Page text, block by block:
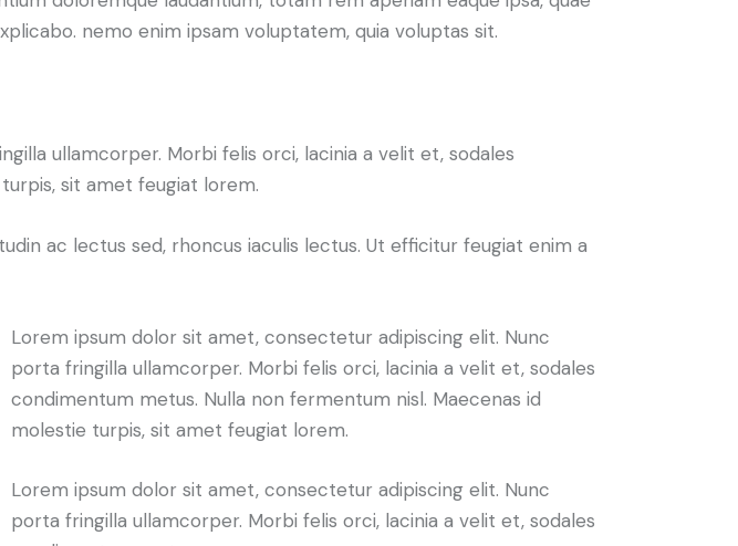
nemo enim ipsam voluptatem, quia voluptas sit.
ullamcorper. Morbi felis orci, lacinia a velit et, sodales
sit amet feugiat lorem.
ac lectus sed, rhoncus iaculis lectus. Ut efficitur feugiat enim a
Lorem ipsum dolor sit amet, consectetur adipiscing elit. Nunc
porta fringilla ullamcorper. Morbi felis orci, lacinia a velit et, sodales
condimentum metus. Nulla non fermentum nisl. Maecenas id
molestie turpis, sit amet feugiat lorem.
Lorem ipsum dolor sit amet, consectetur adipiscing elit. Nunc
porta fringilla ullamcorper. Morbi felis orci, lacinia a velit et, sodales